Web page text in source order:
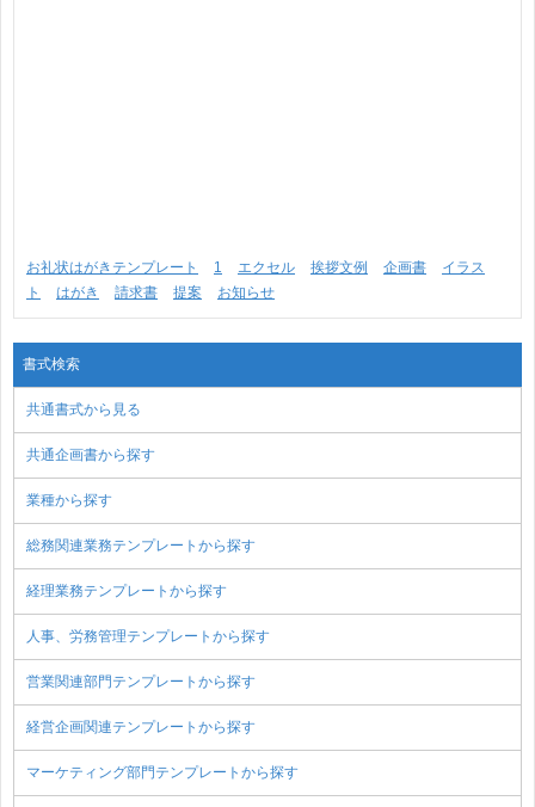
お礼状はがきテンプレート 1 エクセル 挨拶文例 企画書
イラス
ト
はがき 請求書 提案 お知らせ
書式検索
共通書式から見る
共通企画書から探す
業種から探す
総務関連業務テンプレートから探す
経理業務テンプレートから探す
人事、労務管理テンプレートから探す
営業関連部門テンプレートから探す
経営企画関連テンプレートから探す
マーケティング部門テンプレートから探す